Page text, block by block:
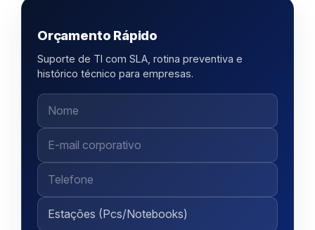
Orçamento Rápido
Suporte de TI com SLA, rotina preventiva e
histórico técnico para empresas.